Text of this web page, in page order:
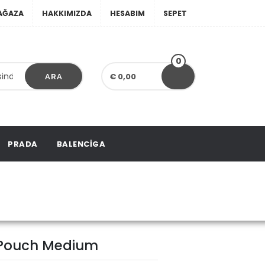
HAKKIMIZDA HESABIM SEPET
ARA € 0,00
0
PRADA BALENCIGA
Medium